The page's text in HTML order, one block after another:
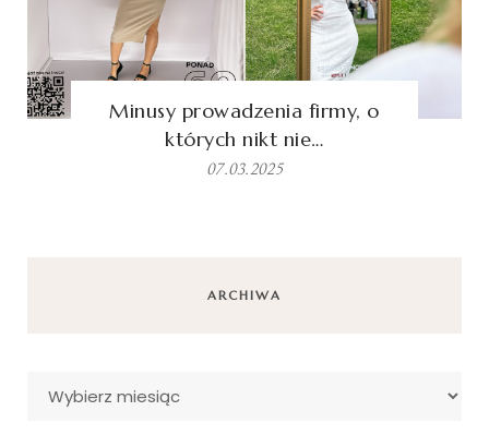
Minusy prowadzenia firmy, o
których nikt nie…
07.03.2025
ARCHIWA